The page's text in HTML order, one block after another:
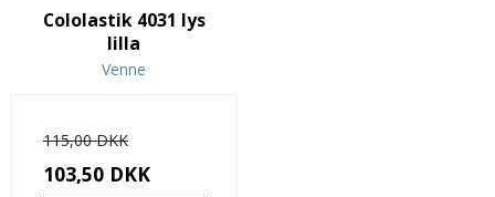
Cololastik 4031 lys
lilla
Venne
115,00 DKK
103,50 DKK